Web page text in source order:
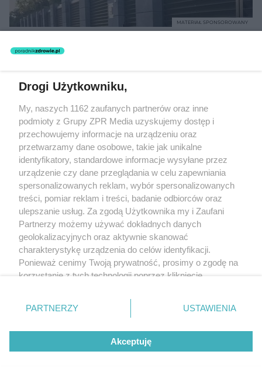
MATERIAŁ SPONSOROWANY
POPULARNE TEMATY
Miliony osób biorą
statyny. Badanie
pokazuje prawdę o
skutkach ubocznych
Witamina D może
wchłaniać się
połączyć ją z
To nie zawsze
niestrawność. Te
objawy mogą
wskazywać na raka
REDAKTOR NACZELNA
Drogi Użytkowniku,
My, naszych 1162 zaufanych partnerów oraz inne
podmioty z Grupy ZPR Media uzyskujemy dostęp i
przechowujemy informacje na urządzeniu oraz
przetwarzamy dane osobowe, takie jak unikalne
identyfikatory, standardowe informacje wysyłane przez
urządzenie czy dane przeglądania w celu zapewniania
spersonalizowanych reklam, wybór spersonalizowanych
treści, pomiar reklam i treści, badanie odbiorców oraz
ulepszanie usług. Za zgodą Użytkownika my i Zaufani
Partnerzy możemy używać dokładnych danych
geolokalizacyjnych oraz aktywnie skanować
charakterystykę urządzenia do celów identyfikacji.
Ponieważ cenimy Twoją prywatność, prosimy o zgodę na
korzystanie z tych technologii poprzez kliknięcie
zmienić/wycofać klikając przycisk ustawień prywatności
znajdujący się w lewym dolnym rogu strony
rodzaje przetwarzania danych nie wymagają zgody
użytkownika, ale masz prawo sprzeciwić się takiemu
przetwarzaniu. Preferencje będą miały zastosowanie tylko
PARTNERZY USTAWIENIA
Akceptuję